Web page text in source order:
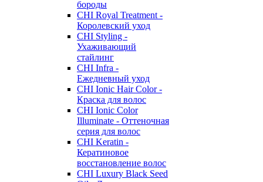
бороды
CHI Royal Treatment -
Королевский уход
CHI Styling -
Ухаживающий
стайлинг
CHI Infra -
Ежедневный уход
CHI Ionic Hair Color -
Краска для волос
CHI Ionic Color
Illuminate - Оттеночная
серия для волос
CHI Keratin -
Кератиновое
восстановление волос
CHI Luxury Black Seed